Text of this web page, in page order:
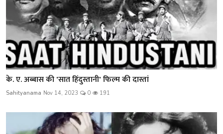
के. ए. अब्बास की 'सात हिंदुस्तानी' फिल्म की दास्तां
Sahityanama Nov 14, 2023 0 191